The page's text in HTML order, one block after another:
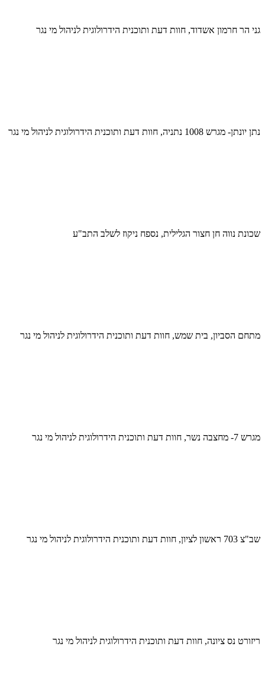
גני הר חרמון אשדוד, חוות דעת ותוכנית הידרולוגית לניהול מי נגר
נתן יונתן- מגרש 1008 נתניה, חוות דעת ותוכנית הידרולוגית לניהול מי נגר
שכונת נווה חן חצור הגלילית, נספח ניקוז לשלב התב"ע
מתחם הסביון, בית שמש, חוות דעת ותוכנית הידרולוגית לניהול מי נגר
מגרש 7- מחצבה נשר, חוות דעת ותוכנית הידרולוגית לניהול מי נגר
שב"צ 703 ראשון לציון, חוות דעת ותוכנית הידרולוגית לניהול מי נגר
ריזורט נס ציונה, חוות דעת ותוכנית הידרולוגית לניהול מי נגר